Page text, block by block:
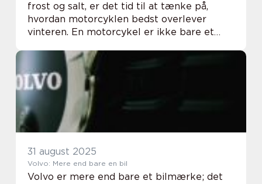
frost og salt, er det tid til at tænke på,
hvordan motorcyklen bedst overlever
vinteren. En motorcykel er ikke bare et
fritidsprojekt el...
31 august 2025
Volvo: Mere end bare en bil
Volvo er mere end bare et bilmærke; det